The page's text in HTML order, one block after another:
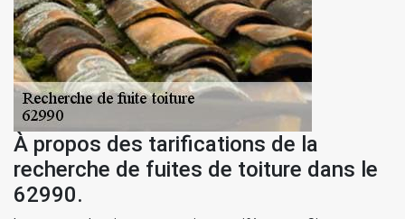
À propos des tarifications de la
recherche de fuites de toiture dans le
62990.